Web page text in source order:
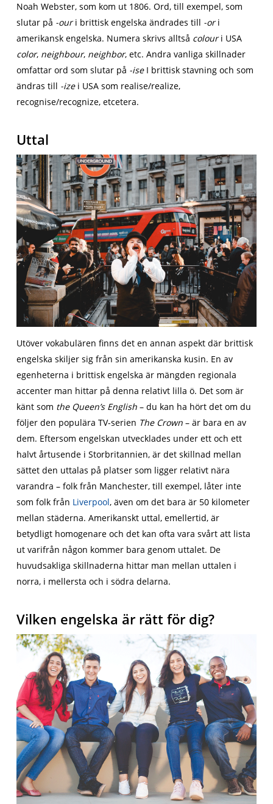
Noah Webster, som kom ut 1806. Ord, till exempel, som
slutar på -ouri brittisk engelska ändrades till -ori
amerikansk engelska. Numera skrivs alltså colouri USA
color, neighbour, neighbor, etc. Andra vanliga skillnader
omfattar ord som slutar på -iseI brittisk stavning och som
ändras till -izei USA som realise/realize,
recognise/recognize, etcetera.
Uttal
Utöver vokabulären finns det en annan aspekt där brittisk
engelska skiljer sig från sin amerikanska kusin. En av
egenheterna i brittisk engelska är mängden regionala
accenter man hittar på denna relativt lilla ö. Det som är
känt som the Queen’s English– du kan ha hört det om du
följer den populära TV-serien The Crown– är bara en av
dem. Eftersom engelskan utvecklades under ett och ett
halvt årtusende i Storbritannien, är det skillnad mellan
sättet den uttalas på platser som ligger relativt nära
varandra – folk från Manchester, till exempel, låter inte
som folk från Liverpool, även om det bara är 50 kilometer
mellan städerna. Amerikanskt uttal, emellertid, är
betydligt homogenare och det kan ofta vara svårt att lista
ut varifrån någon kommer bara genom uttalet. De
huvudsakliga skillnaderna hittar man mellan uttalen i
norra, i mellersta och i södra delarna.
Vilken engelska är rätt för dig?